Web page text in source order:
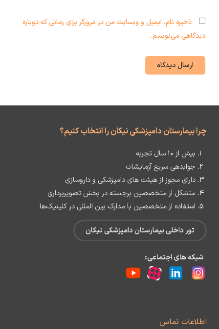
ذخیره نام، ایمیل و وبسایت من در مرورگر برای زمانی که دوباره
دیدگاهی می‌نویسم.
چرا بیمارستان دامپزشکی نیکان را انتخاب کنیم؟
بیش از ۱۰ سال تجربه
جوابدهی سریع آزمایشات
دارای مجوز از هیئت های دامپزشکی و داروسازی
متشکل از متخصصین برجسته در بخش تصویربرداری
استفاده از متخصصین با مدارک بین‌ المللی در کلینیک‌ها
تور داخلی بیمارستان دامپزشکی نیکان
شبکه های اجتماعی:
اطلاعات تماس